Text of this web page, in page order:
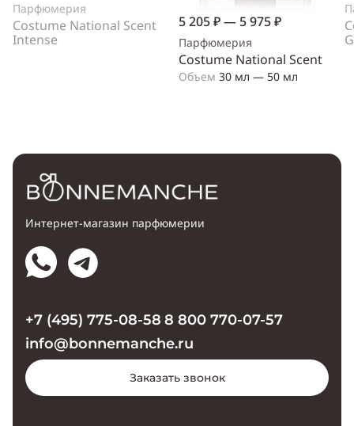
Парфюмерия
Costume National Scent
Intense
5 205 ₽ — 5 975 ₽
Парфюмерия
Costume National Scent
Объем 30 мл — 50 мл
Интернет-магазин парфюмерии
+7 (495) 775-08-58 8 800 770-07-57
info@bonnemanche.ru
Заказать звонок